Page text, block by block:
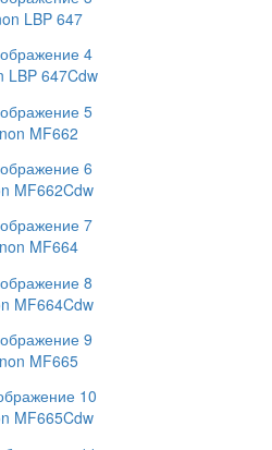
LBP 647
LBP 647Cdw
MF662
MF662Cdw
MF664
MF664Cdw
MF665
MF665Cdw